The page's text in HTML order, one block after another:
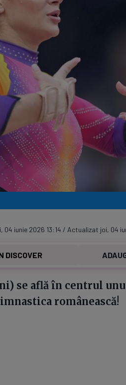
Serie A
iunie 2026 13:14 / Actualizat joi, 04
DISCOVER
se află în centrul
românească!